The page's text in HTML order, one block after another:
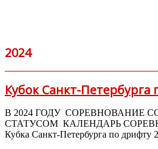
2024
Кубок Санкт-Петербурга
В 2024 ГОДУ СОРЕВНОВАНИЕ
СТАТУСОМ КАЛЕНДАРЬ
Кубка Санкт-Петербурга по дрифту